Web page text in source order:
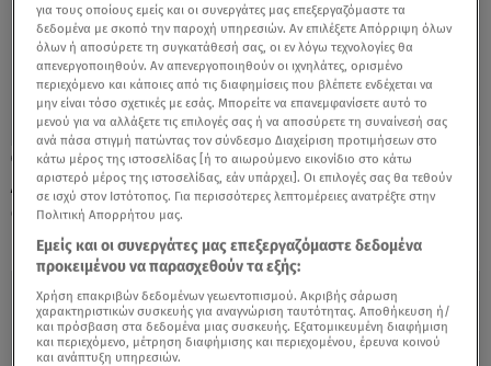
04.12.22, 13:06
Δεκεμβριανά: Το ξεκίνημα της εμφύλιας
σύγκρουσης
για τους οποίους εμείς και οι συνεργάτες μας επεξεργαζόμαστε τα
δεδομένα με σκοπό την παροχή υπηρεσιών. Αν επιλέξετε Απόρριψη όλων
όλων ή αποσύρετε τη συγκατάθεσή σας, οι εν λόγω τεχνολογίες θα
απενεργοποιηθούν. Αν απενεργοποιηθούν οι ιχνηλάτες, ορισμένο
περιεχόμενο και κάποιες από τις διαφημίσεις που βλέπετε ενδέχεται να
μην είναι τόσο σχετικές με εσάς. Μπορείτε να επανεμφανίσετε αυτό το
μενού για να αλλάξετε τις επιλογές σας ή να αποσύρετε τη συναίνεσή σας
ανά πάσα στιγμή πατώντας τον σύνδεσμο Διαχείριση προτιμήσεων στο
κάτω μέρος της ιστοσελίδας [ή το αιωρούμενο εικονίδιο στο κάτω
αριστερό μέρος της ιστοσελίδας, εάν υπάρχει]. Οι επιλογές σας θα τεθούν
σε ισχύ στον Ιστότοπος. Για περισσότερες λεπτομέρειες ανατρέξτε στην
Πολιτική Απορρήτου μας.
Εμείς και οι συνεργάτες μας επεξεργαζόμαστε δεδομένα
προκειμένου να παρασχεθούν τα εξής:
Χρήση επακριβών δεδομένων γεωεντοπισμού. Ακριβής σάρωση
χαρακτηριστικών συσκευής για αναγνώριση ταυτότητας. Αποθήκευση ή/
και πρόσβαση στα δεδομένα μιας συσκευής. Εξατομικευμένη διαφήμιση
και περιεχόμενο, μέτρηση διαφήμισης και περιεχομένου, έρευνα κοινού
και ανάπτυξη υπηρεσιών.